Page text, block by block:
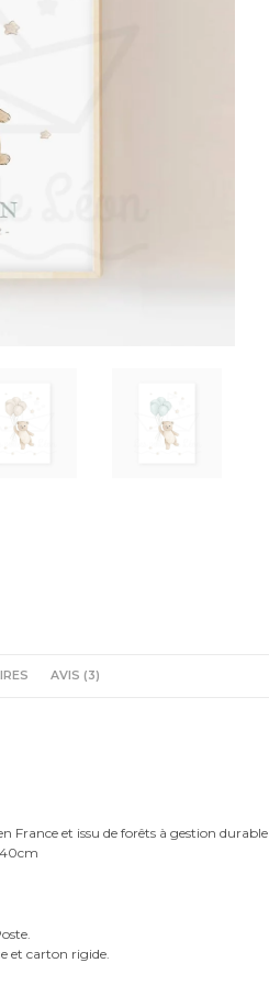
AVIS (3)
France et issu de forêts à gestion durable
et carton rigide.